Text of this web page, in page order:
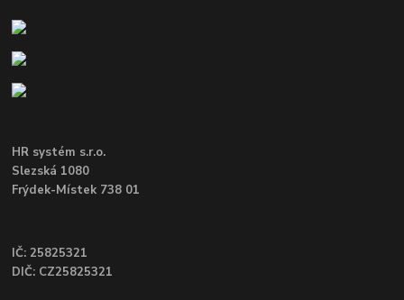
HR systém s.r.o.
Slezská 1080
Frýdek-Místek 738 01
IČ: 25825321
DIČ: CZ25825321